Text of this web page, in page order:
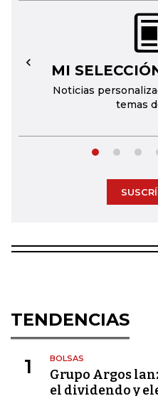
MI
Noticias
temas
←
TENDENCIAS
1 BOLSAS
Grupo Argos
el dividendo y